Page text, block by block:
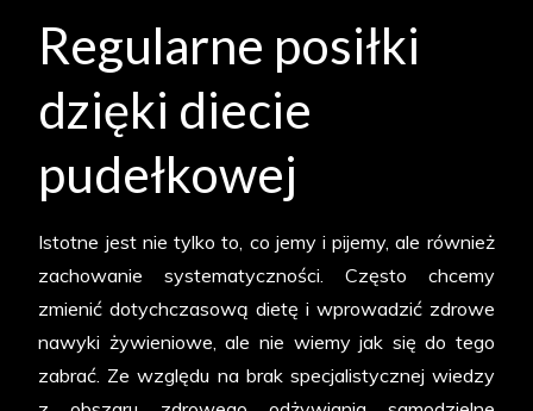
Regularne posiłki
dzięki diecie
pudełkowej
Istotne jest nie tylko to, co jemy i pijemy, ale również
zachowanie systematyczności. Często chcemy
zmienić dotychczasową dietę i wprowadzić zdrowe
nawyki żywieniowe, ale nie wiemy jak się do tego
zabrać. Ze względu na brak specjalistycznej wiedzy